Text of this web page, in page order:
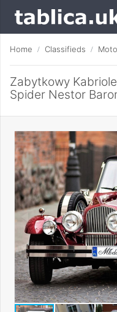
Home Classifieds
Zabytkowy
Spider Nestor